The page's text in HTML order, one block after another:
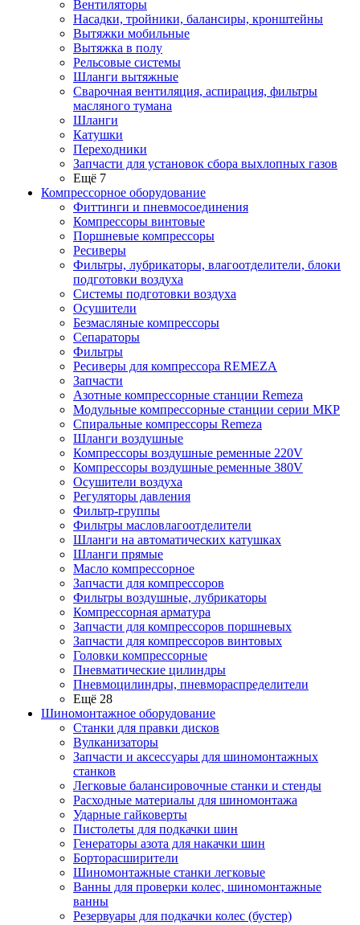
Вентиляторы
Насадки, тройники, балансиры, кронштейны
Вытяжки мобильные
Вытяжка в полу
Рельсовые системы
Шланги вытяжные
Сварочная вентиляция, аспирация, фильтры
масляного тумана
Шланги
Катушки
Переходники
Запчасти для установок сбора выхлопных газов
Ещё 7
Компрессорное оборудование
Фиттинги и пневмосоединения
Компрессоры винтовые
Поршневые компрессоры
Ресиверы
Фильтры, лубрикаторы, влагоотделители, блоки
подготовки воздуха
Системы подготовки воздуха
Осушители
Безмасляные компрессоры
Сепараторы
Фильтры
Ресиверы для компрессора REMEZA
Запчасти
Азотные компрессорные станции Remeza
Модульные компрессорные станции серии МКР
Спиральные компрессоры Remeza
Шланги воздушные
Компрессоры воздушные ременные 220V
Компрессоры воздушные ременные 380V
Осушители воздуха
Регуляторы давления
Фильтр-группы
Фильтры масловлагоотделители
Шланги на автоматических катушках
Шланги прямые
Масло компрессорное
Запчасти для компрессоров
Фильтры воздушные, лубрикаторы
Компрессорная арматура
Запчасти для компрессоров поршневых
Запчасти для компрессоров винтовых
Головки компрессорные
Пневматические цилиндры
Пневмоцилиндры, пневмораспределители
Ещё 28
Шиномонтажное оборудование
Станки для правки дисков
Вулканизаторы
Запчасти и аксессуары для шиномонтажных
станков
Легковые балансировочные станки и стенды
Расходные материалы для шиномонтажа
Ударные гайковерты
Пистолеты для подкачки шин
Генераторы азота для накачки шин
Борторасширители
Шиномонтажные станки легковые
Ванны для проверки колес, шиномонтажные
ванны
Резервуары для подкачки колес (бустер)